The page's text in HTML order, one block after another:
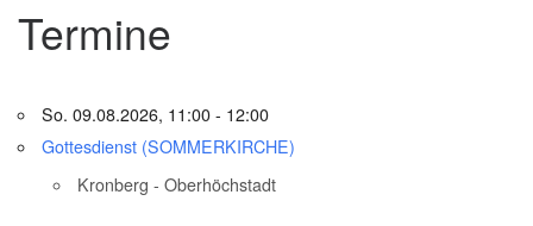
Termine
So. 09.08.2026, 11:00 - 12:00
Gottesdienst (SOMMERKIRCHE)
Kronberg - Oberhöchstadt